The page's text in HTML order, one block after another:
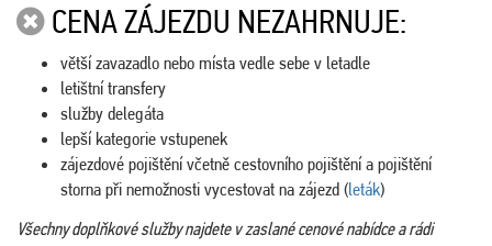
CENA ZÁJEZDU NEZAHRNUJE:
větší zavazadlo nebo místa vedle sebe v letadle
letištní transfery
služby delegáta
lepší kategorie vstupenek
zájezdové pojištění včetně cestovního pojištění a pojištění
storna při nemožnosti vycestovat na zájezd (leták)
Všechny doplňkové služby najdete v zaslané cenové nabídce a rádi